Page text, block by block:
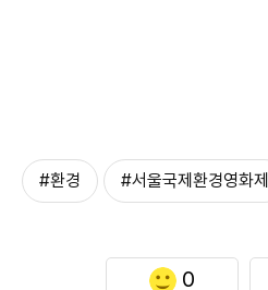
#환경 #서울국제환경영화제
0